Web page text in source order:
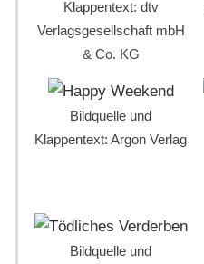
Klappentext: dtv
Verlagsgesellschaft mbH
& Co. KG
Bildquelle und
Klappentext: Argon Verlag
Bildquelle und